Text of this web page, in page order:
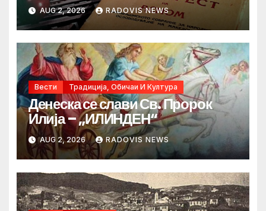
AUG 2, 2026 RADOVIS NEWS
Вести Традиција, Обичаи И Култура
Денеска се слави Св. Пророк
Илија – „ИЛИНДЕН“
AUG 2, 2026 RADOVIS NEWS